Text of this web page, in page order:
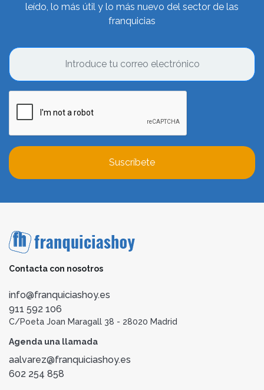
leído, lo más útil y lo más nuevo del sector de las
franquicias
Suscríbete
Contacta con nosotros
info@franquiciashoy.es
911 592 106
C/Poeta Joan Maragall 38 - 28020 Madrid
Agenda una llamada
aalvarez@franquiciashoy.es
602 254 858